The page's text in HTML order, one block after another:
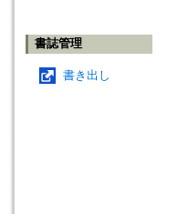
書誌管理
書き出し